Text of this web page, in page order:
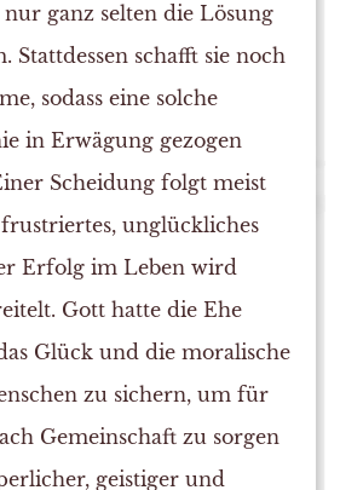
ganz selten die Lösung
Stattdessen schafft sie noch
sodass eine solche
in Erwägung gezogen
Scheidung folgt meist
frustriertes, unglückliches
Erfolg im Leben wird
Gott hatte die Ehe
Glück und die moralische
zu sichern, um für
Gemeinschaft zu sorgen
geistiger und